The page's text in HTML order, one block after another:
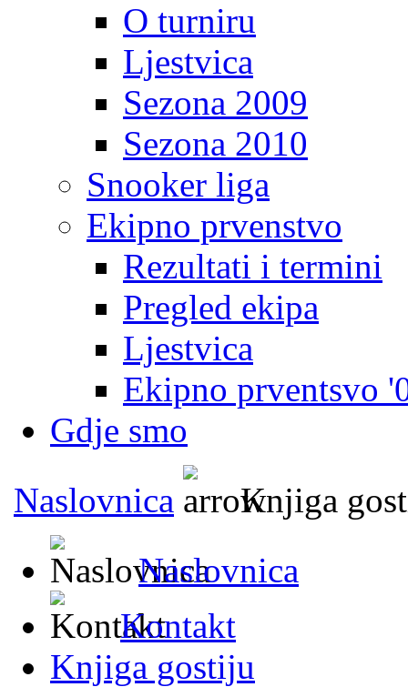
O turniru
Ljestvica
Sezona 2009
Sezona 2010
Snooker liga
Ekipno prvenstvo
Rezultati i termini
Pregled ekipa
Ljestvica
Ekipno prventsvo
Gdje smo
Naslovnica
Knjiga
Naslovnica
Kontakt
Knjiga gostiju